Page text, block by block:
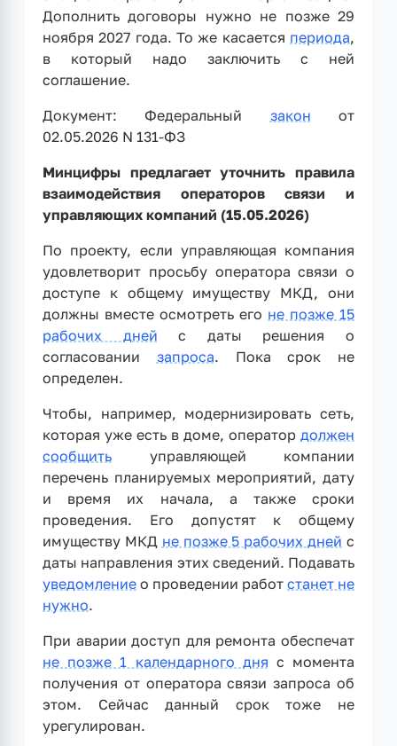
Дополнить договоры нужно не позже 29
ноября 2027 года. То же касается периода,
в который надо заключить с ней
соглашение.
Документ: Федеральный закон от
02.05.2026 N 131-ФЗ
Минцифры предлагает уточнить правила
взаимодействия операторов связи и
управляющих компаний (15.05.2026)
По проекту, если управляющая компания
удовлетворит просьбу оператора связи о
доступе к общему имуществу МКД, они
должны вместе осмотреть его не позже 15
рабочих дней с даты решения о
согласовании запроса. Пока срок не
определен.
Чтобы, например, модернизировать сеть,
которая уже есть в доме, оператор должен
сообщить управляющей компании
перечень планируемых мероприятий, дату
и время их начала, а также сроки
проведения. Его допустят к общему
имуществу МКД не позже 5 рабочих дней с
даты направления этих сведений. Подавать
уведомление о проведении работ станет не
нужно.
При аварии доступ для ремонта обеспечат
не позже 1 календарного дня с момента
получения от оператора связи запроса об
этом. Сейчас данный срок тоже не
урегулирован.